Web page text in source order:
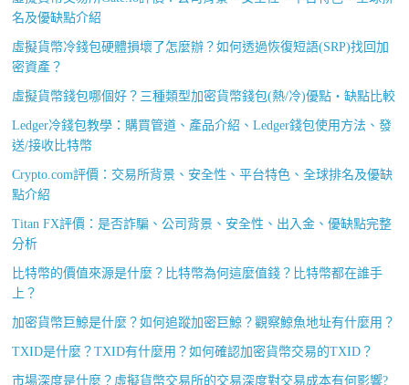
名及優缺點介紹
虛擬貨幣冷錢包硬體損壞了怎麼辦？如何透過恢復短語(SRP)找回加
密資產？
虛擬貨幣錢包哪個好？三種類型加密貨幣錢包(熱/冷)優點・缺點比較
Ledger冷錢包教學：購買管道、產品介紹、Ledger錢包使用方法、發
送/接收比特幣
Crypto.com評價：交易所背景、安全性、平台特色、全球排名及優缺
點介紹
Titan FX評價：是否詐騙、公司背景、安全性、出入金、優缺點完整
分析
比特幣的價值來源是什麼？比特幣為何這麼值錢？比特幣都在誰手
上？
加密貨幣巨鯨是什麼？如何追蹤加密巨鯨？觀察鯨魚地址有什麼用？
TXID是什麼？TXID有什麼用？如何確認加密貨幣交易的TXID？
市場深度是什麼？虛擬貨幣交易所的交易深度對交易成本有何影響?